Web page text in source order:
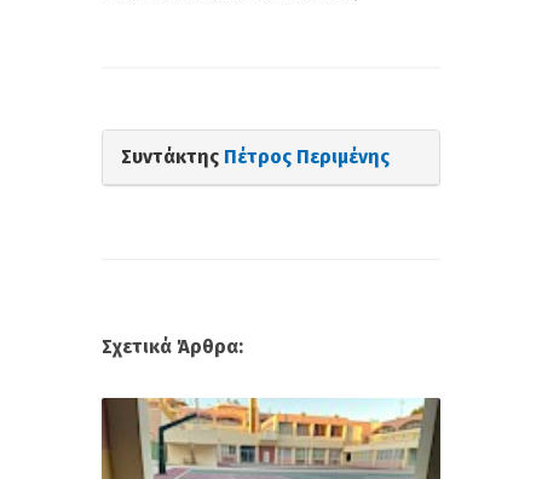
Συντάκτης Πέτρος Περιμένης
Σχετικά Άρθρα: